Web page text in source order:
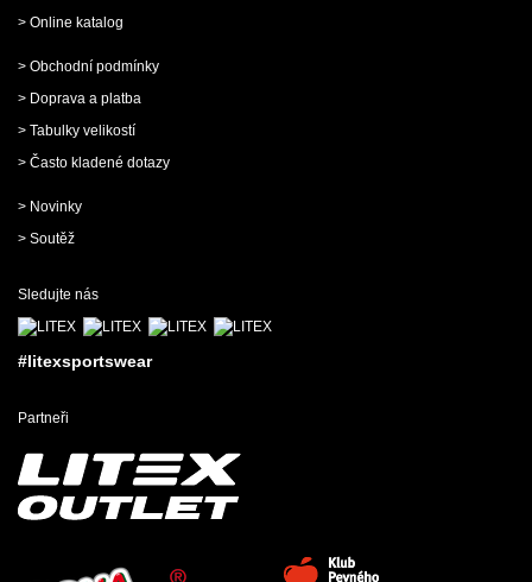
> Online katalog
> Obchodní podmínky
> Doprava a platba
> Tabulky velikostí
> Často kladené dotazy
> Novinky
> Soutěž
Sledujte nás
#litexsportswear
Partneři